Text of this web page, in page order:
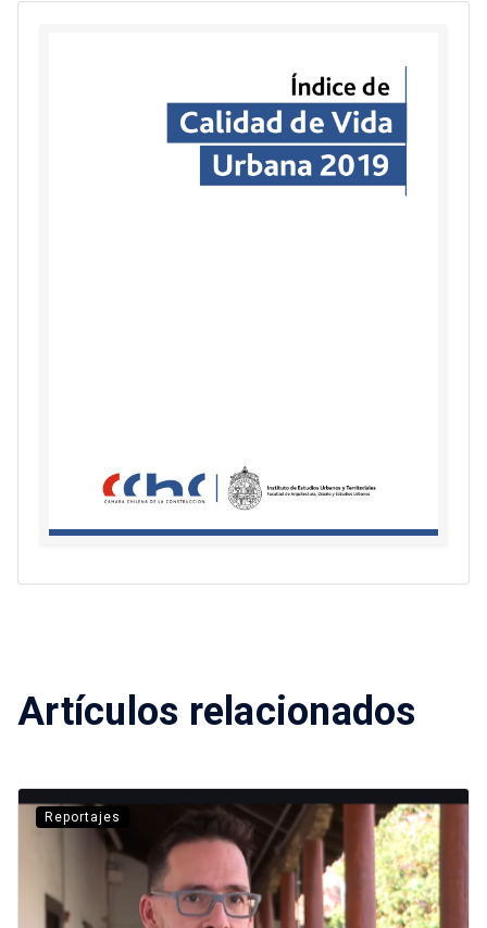
Artículos relacionados
Reportajes